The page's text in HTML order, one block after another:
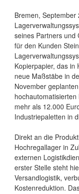
Bremen,
seines Partners und
für den Kunden
Kopierpapier, das in
neue Maßstäbe in
November
mehr als 12.000
Industriepaletten in
Direkt an die
Hochregallager in
externen
erster Stelle steht
Versandlogistik,
Kostenreduktion.